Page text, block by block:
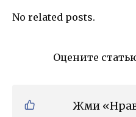
No related posts.
Оцените
Жми